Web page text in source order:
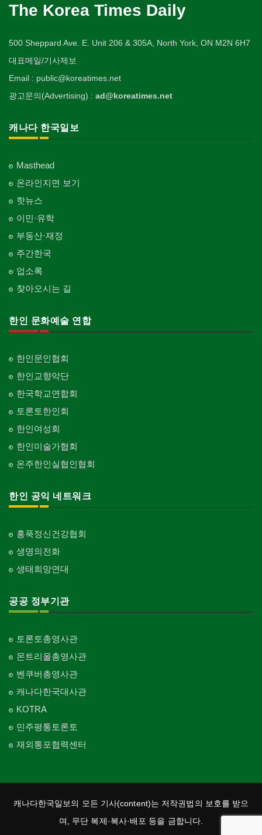
The Korea Times Daily
500 Sheppard Ave. E. Unit 206 & 305A, North York, ON M2N 6H7
대표메일/기사제보
Email : public@koreatimes.net
광고문의(Advertising) : ad@koreatimes.net
캐나다 한국일보
Masthead
온라인지면 보기
핫뉴스
이민·유학
부동산·재정
주간한국
업소록
찾아오시는 길
한인 문화예술 연합
한인문인협회
한인교향악단
한국학교연합회
토론토한인회
한인여성회
한인미술가협회
온주한인실협인협회
한인 공익 네트워크
홍푹정신건강협회
생명의전화
생태희망연대
공공 정부기관
토론토총영사관
몬트리올총영사관
벤쿠버총영사관
캐나다한국대사관
KOTRA
민주평통토론토
재외통포협력센터
캐나다한국일보의 모든 기사(content)는 저작권법의 보호를 받으
며, 무단 복제·복사·배포 등을 금합니다.